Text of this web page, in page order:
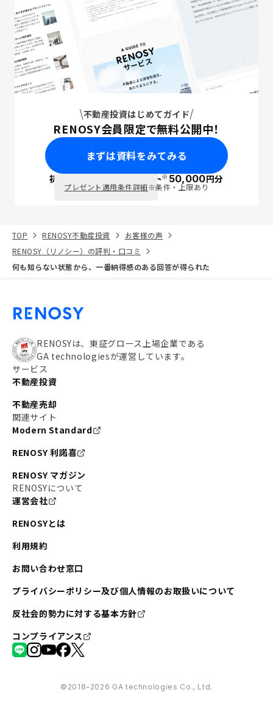
不動産投資はじめてガイド
RENOSY会員限定で無料公開中！
まずは資料をみてみる
初回面談で ポイント※50,000円分
プレゼント適用条件詳細※条件・上限あり
TOP RENOSY不動産投資
お客様の声
RENOSY（リノシー）の評判・口コミ
何も知らない状態から、一番納得感のある回答が得られた
RENOSYは、東証グロース上場企業である
GA technologiesが運営しています。
サービス
不動産投資
不動産売却
関連サイト
Modern Standard
RENOSY 利諾喜
RENOSY マガジン
RENOSYについて
運営会社
RENOSYとは
利用規約
お問い合わせ窓口
プライバシーポリシー及び個人情報のお取扱いについて
反社会的勢力に対する基本方針
コンプライアンス
©︎2018-2026 GA technologies Co., Ltd.